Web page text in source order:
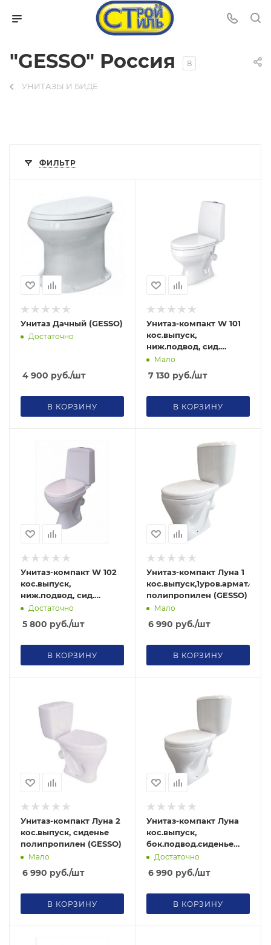
"GESSO" Россия 8
УНИТАЗЫ И БИДЕ
ФИЛЬТР
Унитаз Дачный (GESSO)
Достаточно
4 900 руб./шт
В КОРЗИНУ
Унитаз-компакт W 101
кос.выпуск,
ниж.подвод, сид.
полипропилен (GESSO)
Мало
7 130 руб./шт
В КОРЗИНУ
Унитаз-компакт W 102
кос.выпуск,
ниж.подвод, сид.
полипропилен (GESSO)
Достаточно
5 800 руб./шт
В КОРЗИНУ
Унитаз-компакт Луна 1
полипропилен (GESSO)
Мало
6 990 руб./шт
В КОРЗИНУ
Унитаз-компакт Луна 2
кос.выпуск, сиденье
полипропилен (GESSO)
Мало
6 990 руб./шт
В КОРЗИНУ
Унитаз-компакт Луна
кос.выпуск,
бок.подвод.сиденье
полипропилен (GESSO)
Достаточно
6 990 руб./шт
В КОРЗИНУ